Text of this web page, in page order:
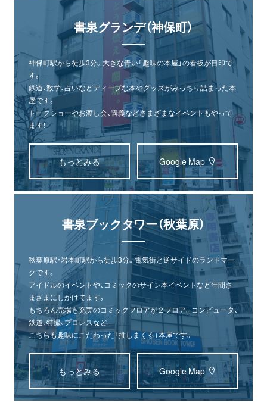
書泉グランデ（神保町）
神保町駅から徒歩3分。大きな青い「趣味の本屋」の看板が目印で
す。
鉄道、数学、占いなどディープな本やグッズがみっちり詰まった本
屋です。
トークショーやお渡し会、講義などさまざまなイベントもやって
ます！
もっとみる Google Map
書泉ブックタワー（秋葉原）
秋葉原駅・岩本町駅から徒歩3分。電気街と逆サイドのランドマー
クです。
アイドルのイベントや、コミックのサイン本イベントなど年間さ
まざまにしかけてます。
もちろん売場も充実のコミックフロアが２フロア。コンピュータ、
鉄道、特撮、プロレスなど
こちらも趣味にこだわった「推しまくる」本屋です。
もっとみる Google Map